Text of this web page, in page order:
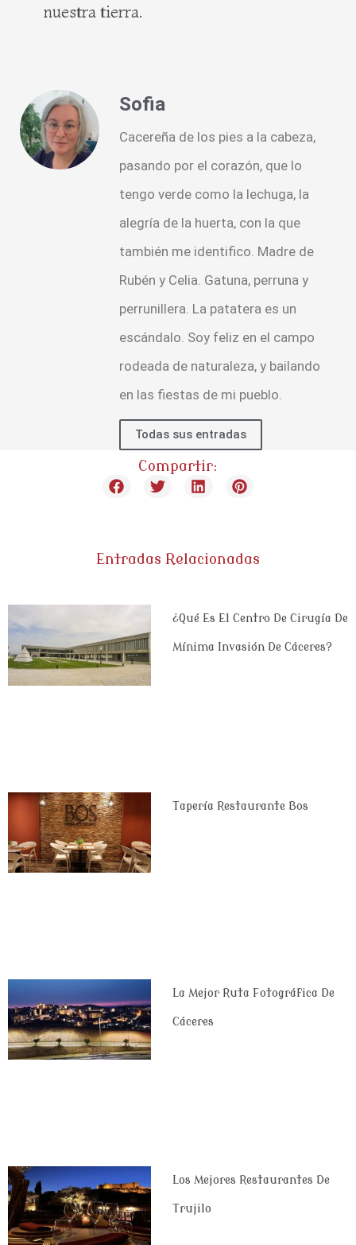
nuestra tierra.
Sofia
Cacereña de los pies a la cabeza,
pasando por el corazón, que lo
tengo verde como la lechuga, la
alegría de la huerta, con la que
también me identifico. Madre de
Rubén y Celia. Gatuna, perruna y
perrunillera. La patatera es un
escándalo. Soy feliz en el campo
rodeada de naturaleza, y bailando
en las fiestas de mi pueblo.
Todas sus entradas
Compartir:
Entradas Relacionadas
¿Qué Es El Centro De Cirugía De
Mínima Invasión De Cáceres?
Tapería Restaurante Bos
La Mejor Ruta Fotográfica De
Cáceres
Los Mejores Restaurantes De
Trujilo